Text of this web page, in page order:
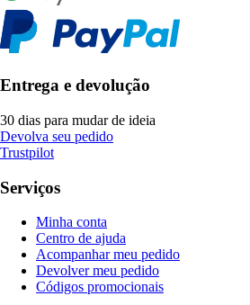
Entrega e devolução
30 dias para mudar de ideia
Devolva seu pedido
Trustpilot
Serviços
Minha conta
Centro de ajuda
Acompanhar meu pedido
Devolver meu pedido
Códigos promocionais